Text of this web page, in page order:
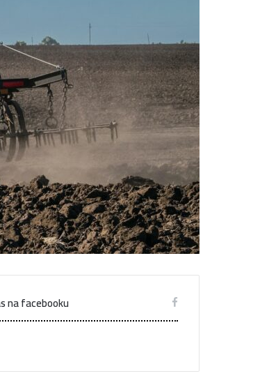
na facebooku